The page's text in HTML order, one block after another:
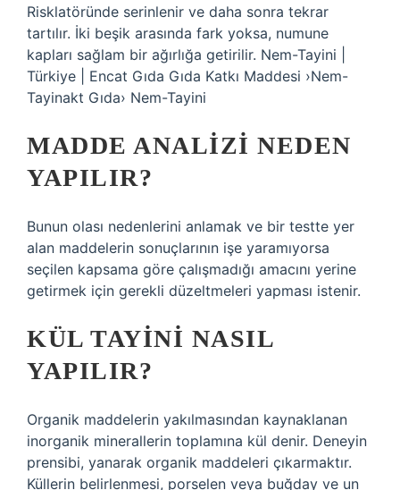
Risklatöründe serinlenir ve daha sonra tekrar
tartılır. İki beşik arasında fark yoksa, numune
kapları sağlam bir ağırlığa getirilir. Nem-Tayini |
Türkiye | Encat Gıda Gıda Katkı Maddesi ›Nem-
Tayinakt Gıda› Nem-Tayini
MADDE ANALIZI NEDEN
YAPILIR?
Bunun olası nedenlerini anlamak ve bir testte yer
alan maddelerin sonuçlarının işe yaramıyorsa
seçilen kapsama göre çalışmadığı amacını yerine
getirmek için gerekli düzeltmeleri yapması istenir.
KÜL TAYINI NASIL
YAPILIR?
Organik maddelerin yakılmasından kaynaklanan
inorganik minerallerin toplamına kül denir. Deneyin
prensibi, yanarak organik maddeleri çıkarmaktır.
Küllerin belirlenmesi, porselen veya buğday ve un